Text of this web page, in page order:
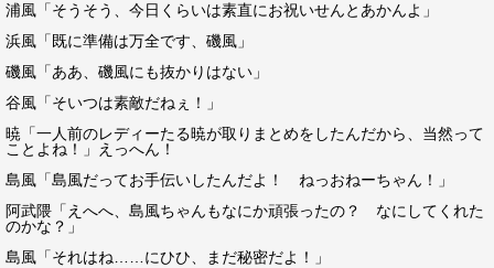
浦風「そうそう、今日くらいは素直にお祝いせんとあかんよ」
浜風「既に準備は万全です、磯風」
磯風「ああ、磯風にも抜かりはない」
谷風「そいつは素敵だねぇ！」
暁「一人前のレディーたる暁が取りまとめをしたんだから、当然って
ことよね！」えっへん！
島風「島風だってお手伝いしたんだよ！ ねっおねーちゃん！」
阿武隈「えへへ、島風ちゃんもなにか頑張ったの？ なにしてくれた
のかな？」
島風「それはね……にひひ、まだ秘密だよ！」